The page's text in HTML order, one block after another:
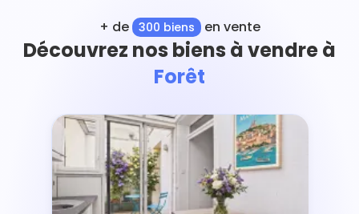
+ de 300 biens en vente
Découvrez nos biens à vendre à
Forêt